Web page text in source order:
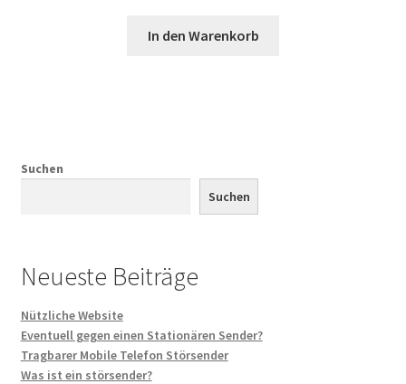
war:
In den Warenkorb
Suchen
Suchen
Neueste Beiträge
Nützliche Website
Eventuell gegen einen Stationären Sender?
Tragbarer Mobile Telefon Störsender
Was ist ein störsender?